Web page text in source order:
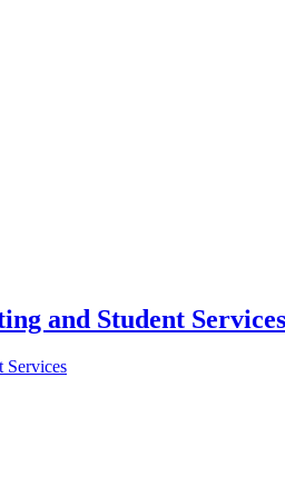
and Student Services
Services